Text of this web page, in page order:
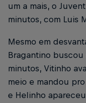
um a mais, o
minutos, com Luis
Mesmo em
Bragantino buscou
minutos, Vitinho
meio e mandou
e Helinho